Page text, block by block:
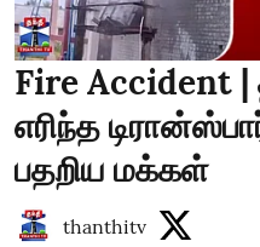
Fire Accident |
எரிந்த
பதறிய மக்கள்
thanthitv